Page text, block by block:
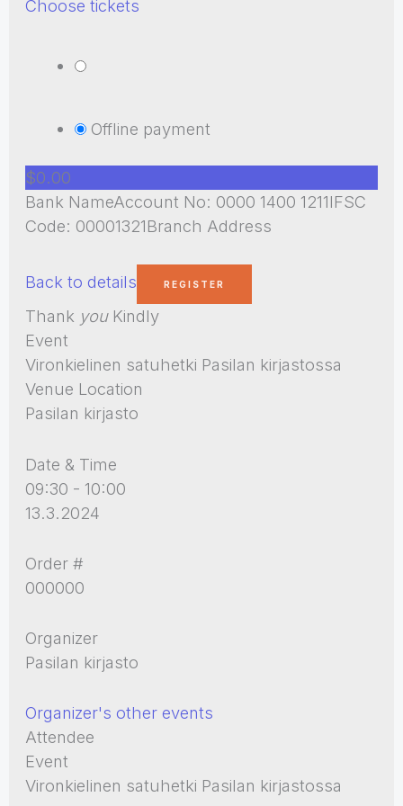
Choose tickets
Offline payment
$0.00
Bank NameAccount No: 0000 1400 1211IFSC
Code: 00001321Branch Address
Back to details
Thank youKindly
Event
Vironkielinen satuhetki Pasilan kirjastossa
Venue Location
Pasilan kirjasto
Date & Time
09:30 - 10:00
13.3.2024
Order #
000000
Organizer
Pasilan kirjasto
Organizer's other events
Attendee
Event
Vironkielinen satuhetki Pasilan kirjastossa